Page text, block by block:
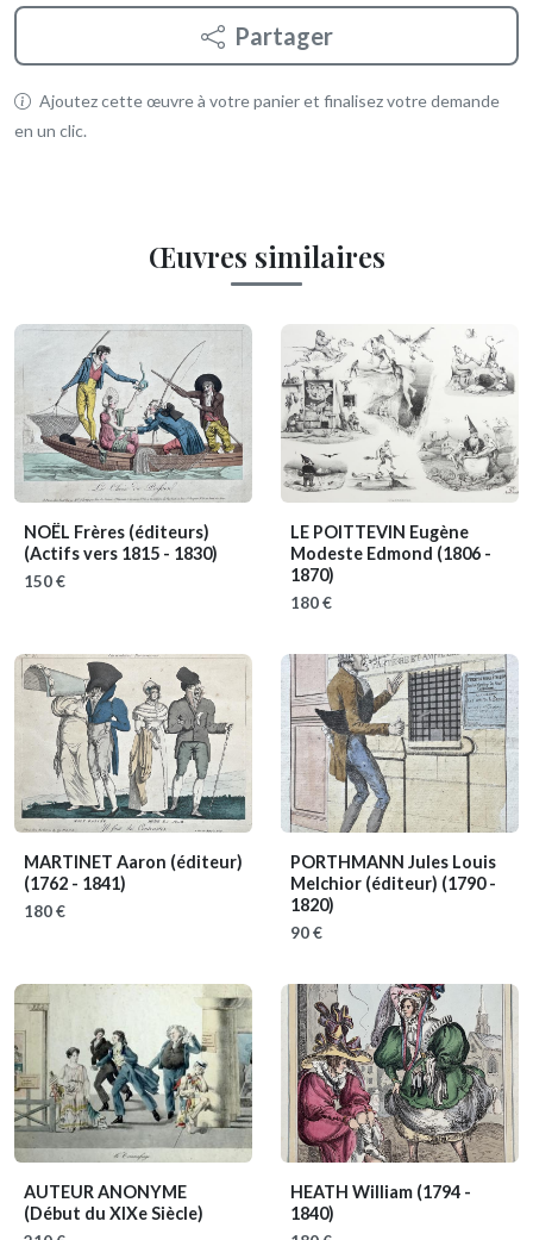
Partager
Ajoutez cette œuvre à votre panier et finalisez votre demande
en un clic.
Œuvres similaires
NOËL Frères (éditeurs)
(Actifs vers 1815 - 1830)
150 €
LE POITTEVIN Eugène
Modeste Edmond (1806 -
1870)
180 €
MARTINET Aaron (éditeur)
(1762 - 1841)
180 €
PORTHMANN Jules Louis
Melchior (éditeur) (1790 -
1820)
90 €
AUTEUR ANONYME
(Début du XIXe Siècle)
HEATH William (1794 -
1840)